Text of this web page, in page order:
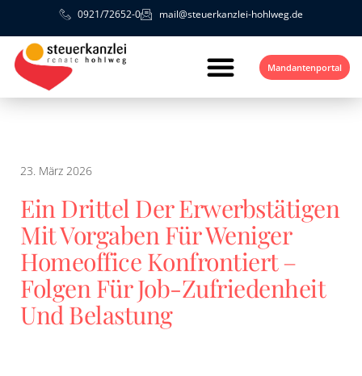
0921/72652-0 mail@steuerkanzlei-hohlweg.de
Mandantenportal
23. März 2026
Ein Drittel Der Erwerbstätigen
Mit Vorgaben Für Weniger
Homeoffice Konfrontiert –
Folgen Für Job-Zufriedenheit
Und Belastung